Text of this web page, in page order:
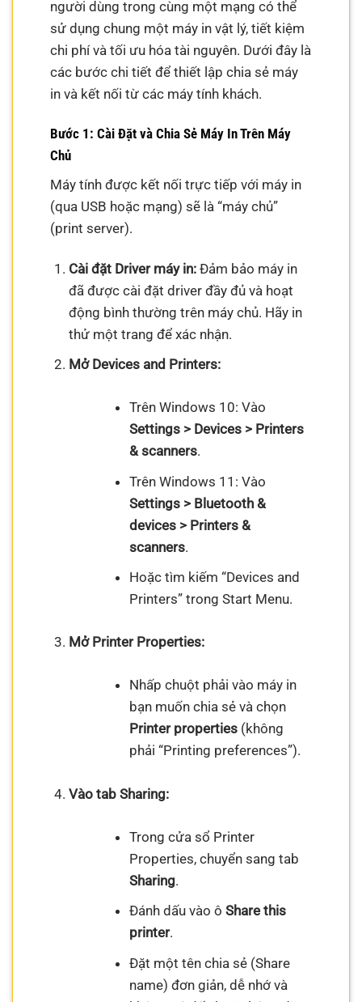
người dùng trong cùng một mạng có thể
sử dụng chung một máy in vật lý, tiết kiệm
chi phí và tối ưu hóa tài nguyên. Dưới đây là
các bước chi tiết để thiết lập chia sẻ máy
in và kết nối từ các máy tính khách.
Bước 1: Cài Đặt và Chia Sẻ Máy In Trên Máy
Chủ
Máy tính được kết nối trực tiếp với máy in
(qua USB hoặc mạng) sẽ là “máy chủ”
(print server).
Cài đặt Driver máy in:Đảm bảo máy in
đã được cài đặt driver đầy đủ và hoạt
động bình thường trên máy chủ. Hãy in
thử một trang để xác nhận.
Mở Devices and Printers:
Trên Windows 10: Vào
Settings > Devices > Printers
& scanners.
Trên Windows 11: Vào
Settings > Bluetooth &
devices > Printers &
scanners.
Hoặc tìm kiếm “Devices and
Printers” trong Start Menu.
Mở Printer Properties:
Nhấp chuột phải vào máy in
bạn muốn chia sẻ và chọn
Printer properties(không
phải “Printing preferences”).
Vào tab Sharing:
Trong cửa sổ Printer
Properties, chuyển sang tab
Sharing.
Đánh dấu vào ô Share this
printer.
Đặt một tên chia sẻ (Share
name) đơn giản, dễ nhớ và